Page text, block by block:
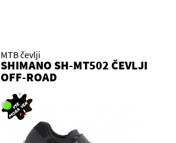
MTB čevlji
SHIMANO SH-MT502 ČEVLJI
OFF-ROAD